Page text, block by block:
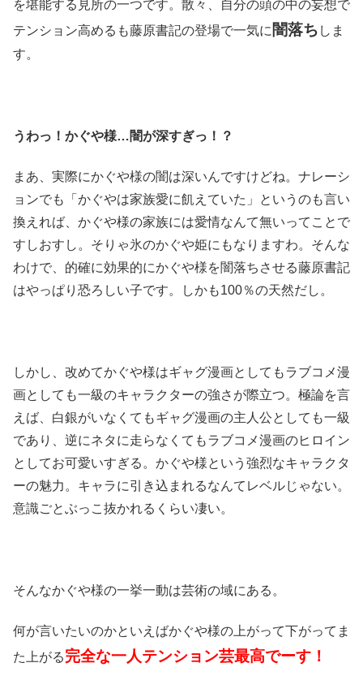
を堪能する見所の一つです。散々、自分の頭の中の妄想で
テンション高めるも藤原書記の登場で一気に 闇落ち しま
す。
うわっ！かぐや様…闇が深すぎっ！？
まあ、実際にかぐや様の闇は深いんですけどね。ナレーシ
ョンでも「かぐやは家族愛に飢えていた」というのも言い
換えれば、かぐや様の家族には愛情なんて無いってことで
すしおすし。そりゃ氷のかぐや姫にもなりますわ。そんな
わけで、的確に効果的にかぐや様を闇落ちさせる藤原書記
はやっぱり恐ろしい子です。しかも100％の天然だし。
しかし、改めてかぐや様はギャグ漫画としてもラブコメ漫
画としても一級のキャラクターの強さが際立つ。極論を言
えば、白銀がいなくてもギャグ漫画の主人公としても一級
であり、逆にネタに走らなくてもラブコメ漫画のヒロイン
としてお可愛いすぎる。かぐや様という強烈なキャラクタ
ーの魅力。キャラに引き込まれるなんてレベルじゃない。
意識ごとぶっこ抜かれるくらい凄い。
そんなかぐや様の一挙一動は芸術の域にある。
何が言いたいのかといえばかぐや様の上がって下がってま
た上がる完全な一人テンション芸最高でーす！